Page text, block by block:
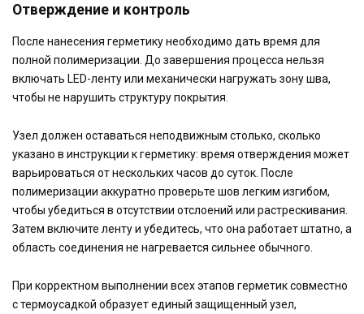
Отверждение и контроль
После нанесения герметику необходимо дать время для
полной полимеризации. До завершения процесса нельзя
включать LED-ленту или механически нагружать зону шва,
чтобы не нарушить структуру покрытия.
Узел должен оставаться неподвижным столько, сколько
указано в инструкции к герметику: время отверждения может
варьироваться от нескольких часов до суток. После
полимеризации аккуратно проверьте шов легким изгибом,
чтобы убедиться в отсутствии отслоений или растрескивания.
Затем включите ленту и убедитесь, что она работает штатно, а
область соединения не нагревается сильнее обычного.
При корректном выполнении всех этапов герметик совместно
с термоусадкой образует единый защищенный узел,